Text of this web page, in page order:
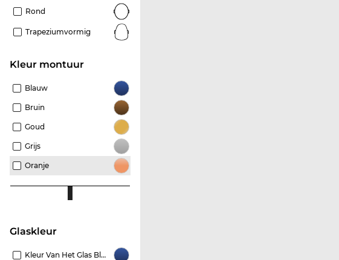
Rond
Trapeziumvormig
Kleur montuur
Blauw
Bruin
Goud
Grijs
Oranje
Glaskleur
Kleur Van Het Glas Blauw